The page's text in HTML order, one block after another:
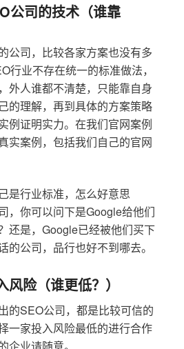
公司的技术（谁靠
公司，比较各家方案也没有多
行业不存在统一的标准做法，
外人谁都不清楚，只能靠自身
的理解，再到具体的方案策略
例证明实力。在我们官网案例
实案例，包括我们自己的官网
是行业标准，怎么好意思
，你可以问下是Google给他们
还是，Google已经被他们买下
的公司，品行也好不到哪去。
险（谁更低？）
的SEO公司，都是比较可信的
一家投入风险最低的进行合作